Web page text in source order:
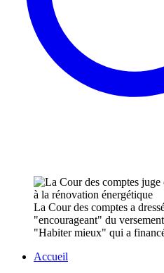
La Cour des comptes a
"encourageant" du
"Habiter mieux" qui a
Accueil